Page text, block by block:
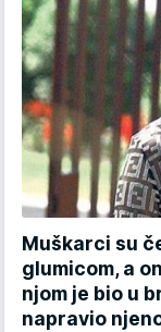
Muškarci su
glumicom, a
njom je bio u
napravio